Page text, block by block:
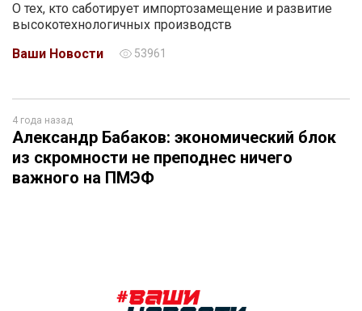
О тех, кто саботирует импортозамещение и развитие
высокотехнологичных производств
Ваши Новости
53961
4 года назад
Александр Бабаков: экономический блок
из скромности не преподнес ничего
важного на ПМЭФ